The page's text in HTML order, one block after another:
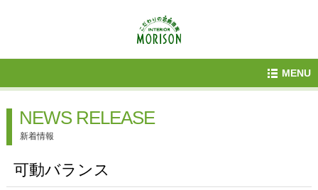
MENU
NEWS RELEASE
新着情報
可動バランス